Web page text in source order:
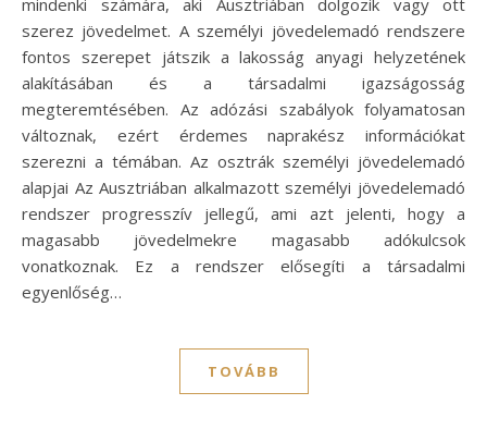
mindenki számára, aki Ausztriában dolgozik vagy ott
szerez jövedelmet. A személyi jövedelemadó rendszere
fontos szerepet játszik a lakosság anyagi helyzetének
alakításában és a társadalmi igazságosság
megteremtésében. Az adózási szabályok folyamatosan
változnak, ezért érdemes naprakész információkat
szerezni a témában. Az osztrák személyi jövedelemadó
alapjai Az Ausztriában alkalmazott személyi jövedelemadó
rendszer progresszív jellegű, ami azt jelenti, hogy a
magasabb jövedelmekre magasabb adókulcsok
vonatkoznak. Ez a rendszer elősegíti a társadalmi
egyenlőség…
TOVÁBB